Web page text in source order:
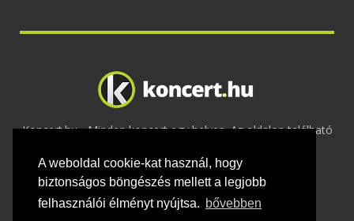
A weboldal cookie-kat használ, hogy
biztonságos böngészés mellett a legjobb
felhasználói élményt nyújtsa. bővebben
Koncert.hu - Minden koncert egy helyen. Az oldalon található
2020 Adatvédelem-ÁSZF-Felhasználási
feltételek-Webmaster- Kapcsolat és üzenet küldés